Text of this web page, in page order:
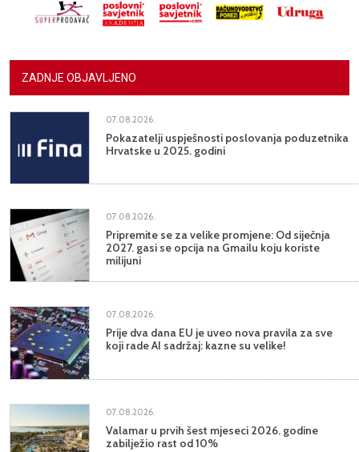
ZADNJE OBJAVLJENO
07.08.2026.
Pokazatelji uspješnosti poslovanja poduzetnika
Hrvatske u 2025. godini
07.08.2026.
Pripremite se za velike promjene: Od siječnja
2027. gasi se opcija na Gmailu koju koriste
milijuni
07.08.2026.
Prije dva dana EU je uveo nova pravila za sve
koji rade AI sadržaj: kazne su velike!
07.08.2026.
Valamar u prvih šest mjeseci 2026. godine
zabilježio rast od 10%